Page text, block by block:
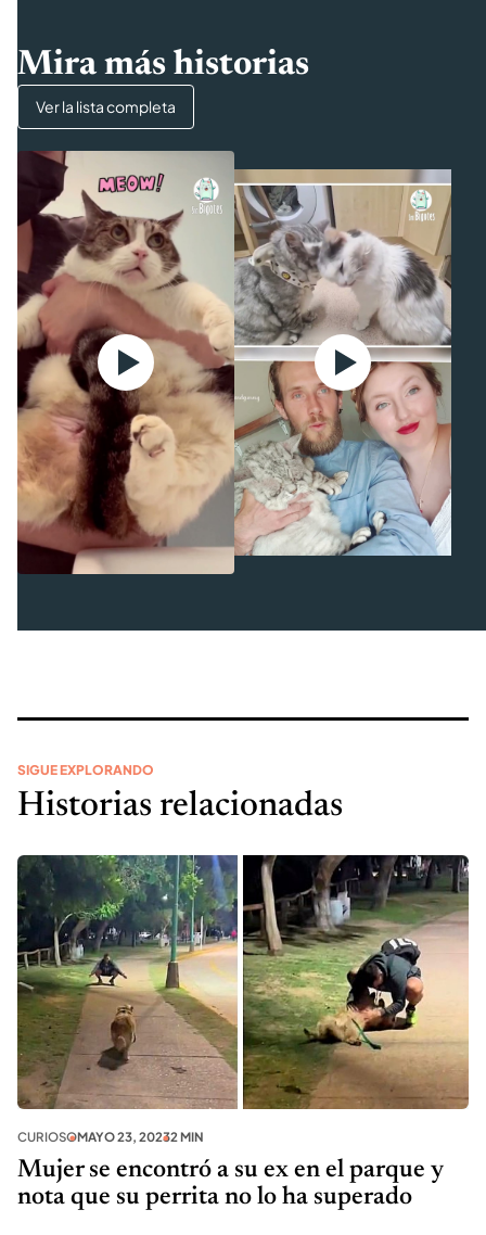
Mira más historias
Ver la lista completa
SIGUE EXPLORANDO
Historias relacionadas
CURIOSOMAYO 23, 20232 MIN
Mujer se encontró a su ex en el parque y
nota que su perrita no lo ha superado